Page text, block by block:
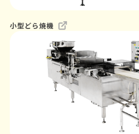
小型どら焼機